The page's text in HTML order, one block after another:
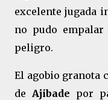
excelente jugada
no pudo
peligro.
El agobio granota
deAjibade por